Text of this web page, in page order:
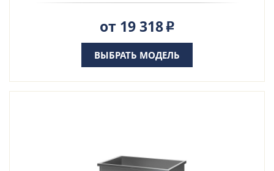
от 19 318Р
ВЫБРАТЬ МОДЕЛЬ